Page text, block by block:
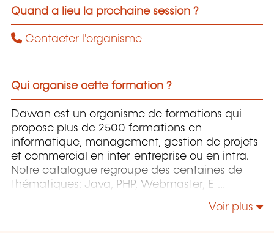
Quand a lieu la prochaine session ?
Contacter l'organisme
Qui organise cette formation ?
Dawan est un organisme de formations qui
propose plus de 2500 formations en
informatique, management, gestion de projets
et commercial en inter-entreprise ou en intra.
Notre catalogue regroupe des centaines de
thématiques: Java, PHP, Webmaster, E-
Autocad, Photoshop, l'intelligence artificielle,
Voir plus